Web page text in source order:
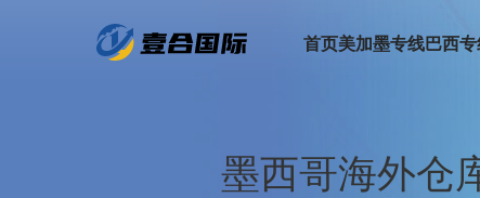
首页美加墨专线巴西
墨西哥海外仓